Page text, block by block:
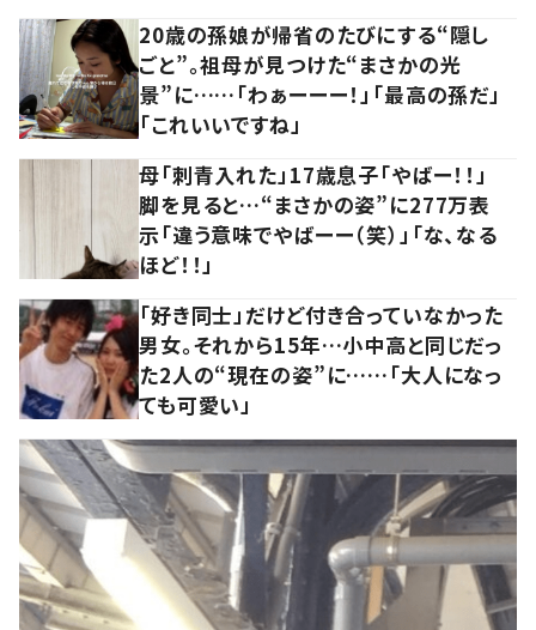
20歳の孫娘が帰省のたびにする“隠し
ごと”。祖母が見つけた“まさかの光
景”に……「わぁーーー！」「最高の孫だ」
「これいいですね」
母「刺青入れた」17歳息子「やばー！！」
脚を見ると…“まさかの姿”に277万表
示「違う意味でやばーー（笑）」「な、なる
ほど！！」
「好き同士」だけど付き合っていなかった
男女。それから15年…小中高と同じだっ
た2人の“現在の姿”に……「大人になっ
ても可愛い」